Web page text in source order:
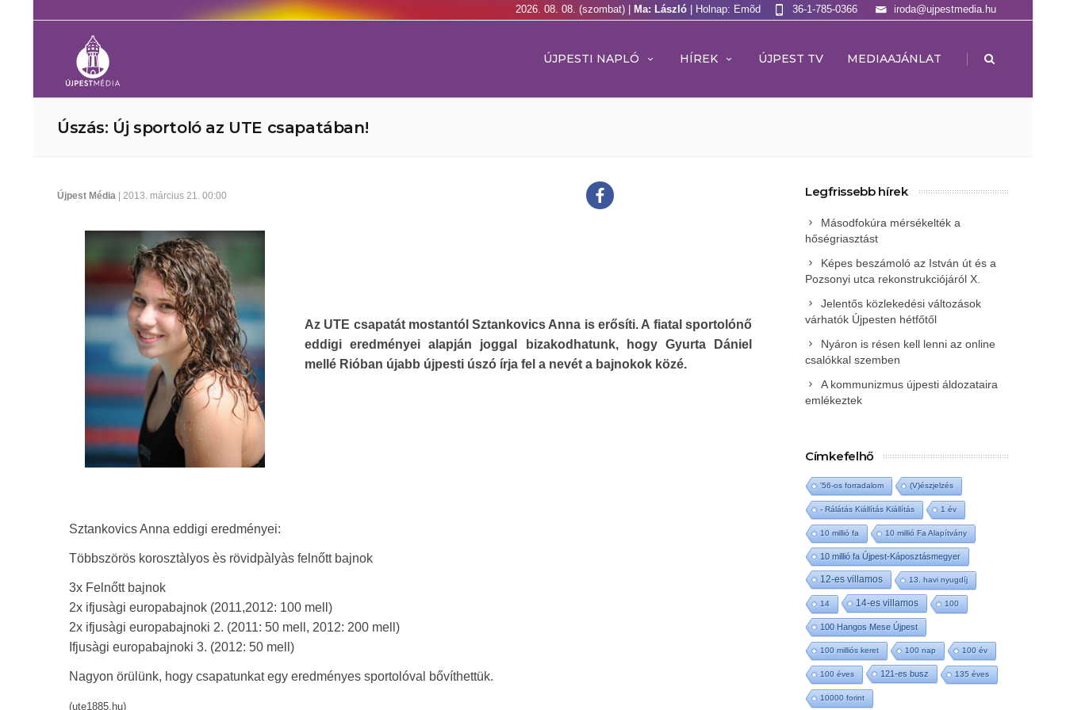
2026. 08. 08. (szombat) | Ma: László | Holnap: Emõd iroda@ujpestmedia.hu
36-1-785-0366
ÚJPESTI NAPLÓ HÍREK ÚJPEST TV MEDIAAJÁNLAT |
Úszás: Új sportoló az UTE csapatában!
Újpest Média | 2013. március 21. 00:00
Az UTE csapatát mostantól Sztankovics Anna is erősíti. A fiatal sportolónő
eddigi eredményei alapján joggal bizakodhatunk, hogy Gyurta Dániel
mellé Rióban újabb újpesti úszó írja fel a nevét a bajnokok közé.
Sztankovics Anna eddigi eredményei:
Többszörös korosztàlyos ès rövidpàlyàs felnőtt bajnok
3x Felnőtt bajnok
2x ifjusàgi europabajnok (2011,2012: 100 mell)
2x ifjusàgi europabajnoki 2. (2011: 50 mell, 2012: 200 mell)
Ifjusàgi europabajnoki 3. (2012: 50 mell)
Nagyon örülünk, hogy csapatunkat egy eredményes sportolóval bővíthettük.
(ute1885.hu)
Legfrissebb hírek
Másodfokúra mérsékelték a
hőségriasztást
Képes beszámoló az István út és a
Pozsonyi utca rekonstrukciójáról X.
Jelentős közlekedési változások
várhatók Újpesten hétfőtől
Nyáron is résen kell lenni az online
csalókkal szemben
A kommunizmus újpesti áldozataira
emlékeztek
Címkefelhő
'56-os forradalom (V)észjelzés
- Rálátás Kiállítás Kiállítás 1 év
10 millió fa 10 millió Fa Alapítvány
10 millió fa Újpest-Káposztásmegyer
12-es villamos 13. havi nyugdíj
14 14-es villamos 100
100 Hangos Mese Újpest
100 milliós keret 100 nap 100 év
100 éves 121-es busz 135 éves
10000 forint